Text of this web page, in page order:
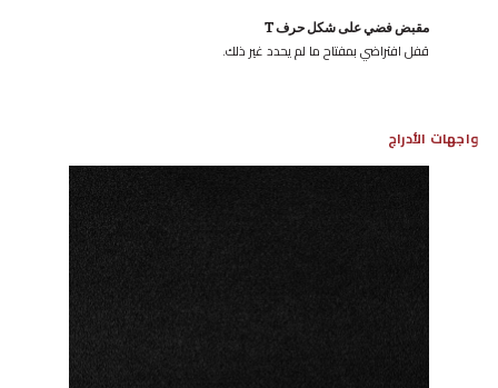
مقبض فضي على شكل حرف T
قفل افتراضي بمفتاح ما لم يحدد غير ذلك.
واجهات الأدراج